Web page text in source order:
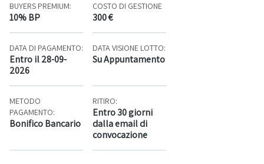
BUYERS PREMIUM:
10% BP
COSTO DI GESTIONE
300 €
DATA DI PAGAMENTO:
Entro il 28-09-
2026
DATA VISIONE LOTTO:
Su Appuntamento
METODO
PAGAMENTO:
Bonifico Bancario
RITIRO:
Entro 30 giorni
dalla email di
convocazione